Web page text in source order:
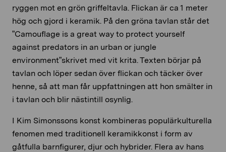
ryggen mot en grön griffeltavla. Flickan är ca 1 meter
hög och gjord i keramik. På den gröna tavlan står det
”Camouflage is a great way to protect yourself
against predators in an urban or jungle
environment”skrivet med vit krita. Texten börjar på
tavlan och löper sedan över flickan och täcker över
henne, så att man får uppfattningen att hon smälter in
i tavlan och blir nästintill osynlig.
I Kim Simonssons konst kombineras populärkulturella
fenomen med traditionell keramikkonst i form av
gåtfulla barnfigurer, djur och hybrider. Flera av hans